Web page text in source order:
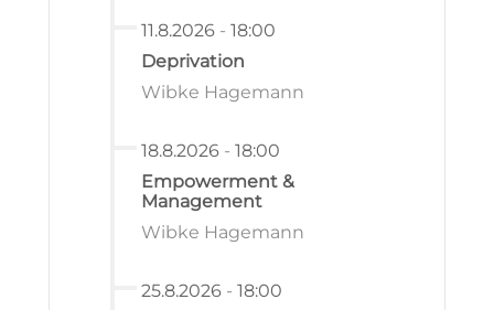
11.8.2026 - 18:00
Deprivation
Wibke Hagemann
18.8.2026 - 18:00
Empowerment &
Management
Wibke Hagemann
25.8.2026 - 18:00